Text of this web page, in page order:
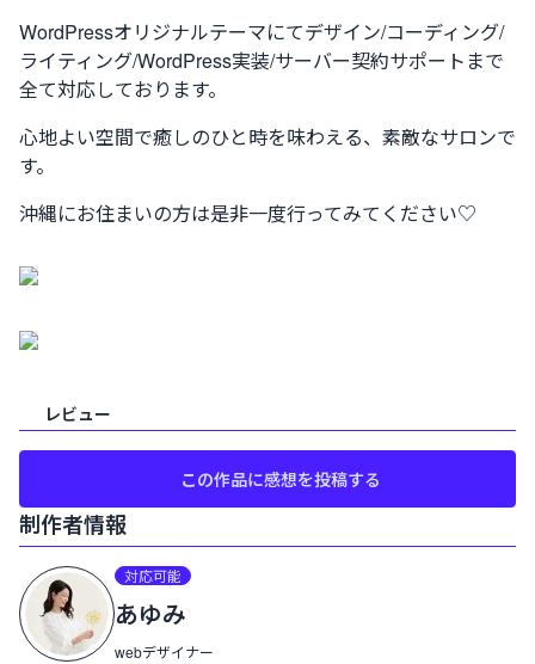
WordPressオリジナルテーマにてデザイン/コーディング/
ライティング/WordPress実装/サーバー契約サポートまで
全て対応しております。
心地よい空間で癒しのひと時を味わえる、素敵なサロンで
す。
沖縄にお住まいの方は是非一度行ってみてください♡
制作者情報
プロフィール:あゆみ
対応可能
あゆみ
webデザイナー
レビュー
この作品に感想を投稿する